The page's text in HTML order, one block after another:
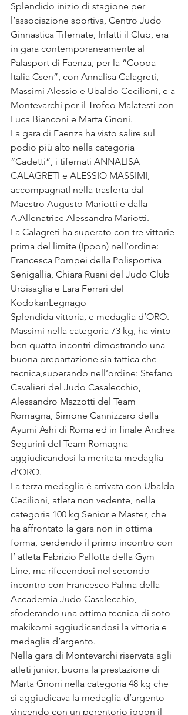
Splendido inizio di stagione per
l’associazione sportiva, Centro Judo
Ginnastica Tifernate, Infatti il Club, era
in gara contemporaneamente al
Palasport di Faenza, per la “Coppa
Italia Csen”, con Annalisa Calagreti,
Massimi Alessio e Ubaldo Cecilioni, e a
Montevarchi per il Trofeo Malatesti con
Luca Bianconi e Marta Gnoni.
La gara di Faenza ha visto salire sul
podio più alto nella categoria
“Cadetti”, i tifernati ANNALISA
CALAGRETI e ALESSIO MASSIMI,
accompagnatI nella trasferta dal
Maestro Augusto Mariotti e dalla
A.Allenatrice Alessandra Mariotti.
La Calagreti ha superato con tre vittorie
prima del limite (Ippon) nell’ordine:
Francesca Pompei della Polisportiva
Senigallia, Chiara Ruani del Judo Club
Urbisaglia e Lara Ferrari del
KodokanLegnago
Splendida vittoria, e medaglia d’ORO.
Massimi nella categoria 73 kg, ha vinto
ben quatto incontri dimostrando una
buona prepartazione sia tattica che
tecnica,superando nell’ordine: Stefano
Cavalieri del Judo Casalecchio,
Alessandro Mazzotti del Team
Romagna, Simone Cannizzaro della
Ayumi Ashi di Roma ed in finale Andrea
Segurini del Team Romagna
aggiudicandosi la meritata medaglia
d’ORO.
La terza medaglia è arrivata con Ubaldo
Cecilioni, atleta non vedente, nella
categoria 100 kg Senior e Master, che
ha affrontato la gara non in ottima
forma, perdendo il primo incontro con
l’ atleta Fabrizio Pallotta della Gym
Line, ma rifecendosi nel secondo
incontro con Francesco Palma della
Accademia Judo Casalecchio,
sfoderando una ottima tecnica di soto
makikomi aggiudicandosi la vittoria e
medaglia d’argento.
Nella gara di Montevarchi riservata agli
atleti junior, buona la prestazione di
Marta Gnoni nella categoria 48 kg che
si aggiudicava la medaglia d’argento
vincendo con un perentorio ippon il